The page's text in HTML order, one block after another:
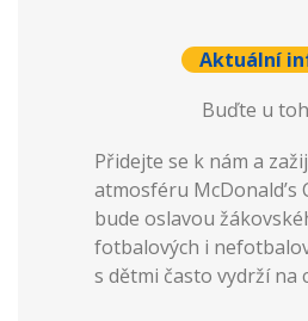
Aktuální
Buďte u
Přidejte se k nám a
atmosféru McDonald’s
bude oslavou
fotbalových i
s dětmi často vydrží na